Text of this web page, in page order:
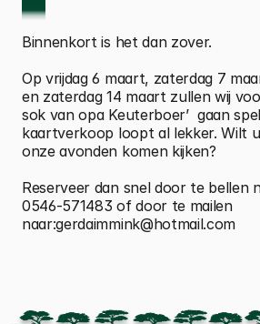
Binnenkort is het dan zover.
Op vrijdag 6 maart, zaterdag 7
en zaterdag 14 maart zullen wij
sok van opa Keuterboer’  gaan
kaartverkoop loopt al lekker. Wilt
onze avonden komen kijken?
Reserveer dan snel door te bellen
0546-571483 of door te mailen
naar:gerdaimmink@hotmail.com